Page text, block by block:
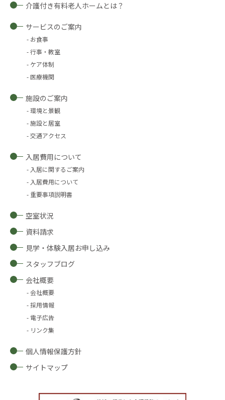
介護付き有料老人ホームとは？
サービスのご案内
お食事
行事・教室
ケア体制
医療機関
施設のご案内
環境と景観
施設と居室
交通アクセス
入居費用について
入居に関するご案内
入居費用について
重要事項説明書
空室状況
資料請求
見学・体験入居お申し込み
スタッフブログ
会社概要
会社概要
採用情報
電子広告
リンク集
個人情報保護方針
サイトマップ